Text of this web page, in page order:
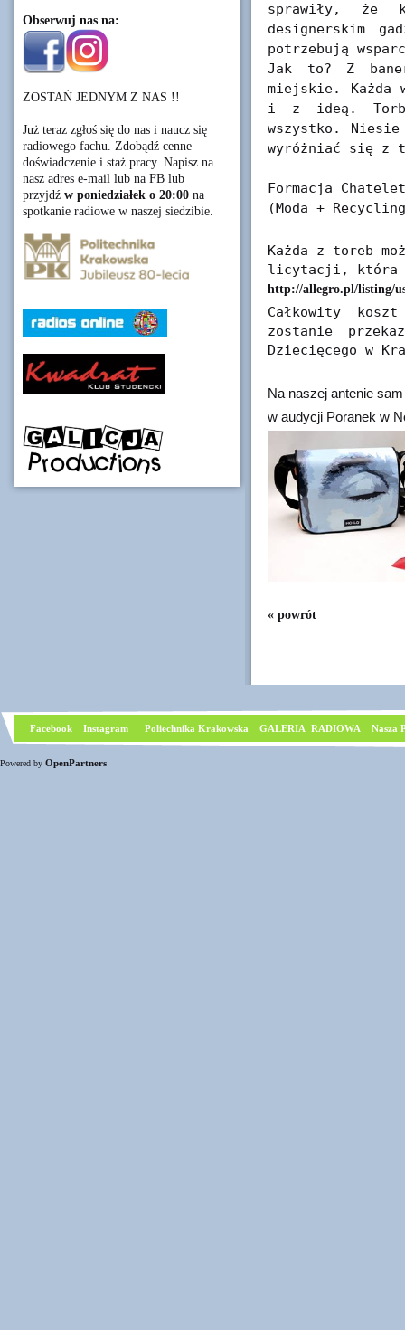
Obserwuj nas na:
ZOSTAŃ JEDNYM Z NAS !!
Już teraz zgłoś się do nas i naucz się
radiowego fachu. Zdobądź cenne
doświadczenie i staż pracy. Napisz na
nasz adres e-mail lub na FB lub
przyjdź w poniedziałek o 20:00 na
spotkanie radiowe w naszej siedzibie.
sprawiły, że
designerskim
potrzebują
Jak to? Z
miejskie. Każda
i z ideą.
wszystko.
wyróżniać się z
Formacja
(Moda +
Każda z toreb
licytacji, która
http://allegro.pl/listing/
Całkowity
zostanie
Dziecięcego w
Na naszej antenie
w audycji Poranek w
« powrót
Facebook Instagram Poliechnika Krakowska GALERIA RADIOWA Nasza
Powered by OpenPartners